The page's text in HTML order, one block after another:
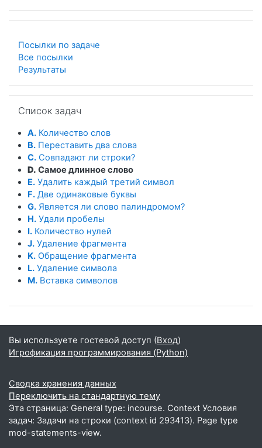
Посылки по задаче
Все посылки
Результаты
Список задач
A. Количество слов
B. Переставить два слова
C. Совпадают ли строки?
D. Самое длинное слово
E. Удалить каждый третий символ
F. Две одинаковые буквы
G. Является ли слово палиндромом?
H. Удали пробелы
I. Количество нулей
J. Удаление фрагмента
K. Обращение фрагмента
L. Удаление символа
M. Вставка символов
Вы используете гостевой доступ (Вход)
Игрофикация программирования (Python)
Сводка хранения данных
Переключить на стандартную тему
Эта страница: General type: incourse. Context Условия
задач: Задачи на строки (context id 293413). Page type
mod-statements-view.